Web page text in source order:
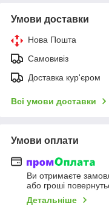
Умови доставки
Нова Пошта
Самовивіз
Доставка кур'єром
Всі умови доставки
Умови оплати
Ви отримаєте
або гроші
Детальніше